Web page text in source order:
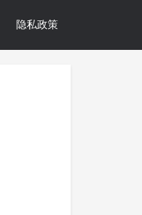
隐私政策